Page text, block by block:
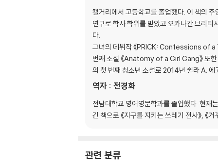
캘거리에서 고등학교를 졸업했다. 이 책의
연구로 학사 학위를 받았고 오카나간 브리
다.
그녀의 데뷔작 《PRICK: Confessions of a
번째 소설 《Anatomy of a Girl Gang》 또
의 첫 번째 청소년 소설로 2014년 쉴라 A. 에
역자 : 전경화
전남대학교 영어영문학과를 졸업했다. 현재
긴 책으로 《지구를 지키는 쓰레기 전사》, 《거
관련 분류